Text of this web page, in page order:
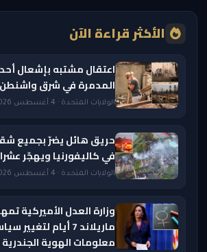
الأكثر قراءة الآن
اعتقال مشتبه بإشعال
المدمرة في شرق واشنطن
الولايات المتحدة · 4 أغسطس 2026 — 2:20 AM
حريق هائل يضرّ بجميع
في كاليفورنيا ويهجّر
الولايات المتحدة · 4 أغسطس 2026 — 12:20 AM
وزارة العدل الأميركية
ماريلاند 7 أيام
معلومات الهوية